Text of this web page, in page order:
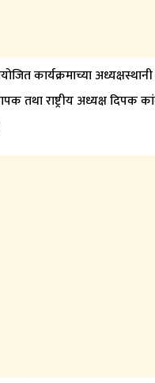
कार्यक्रमाच्या अध्यक्षस्थानी
तथा राष्ट्रीय अध्यक्ष दिपक